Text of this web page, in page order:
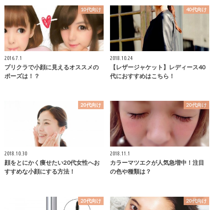
10代向け
2016.7.1
プリクラで小顔に見えるオススメの
ポーズは！？
40代向け
2018.10.24
【レザージャケット】レディース40
代におすすめはこちら！
20代向け
2018.10.30
顔をとにかく痩せたい20代女性へお
すすめな小顔にする方法！
20代向け
2018.11.1
カラーマツエクが人気急増中！注目
の色や種類は？
20代向け 20代向け